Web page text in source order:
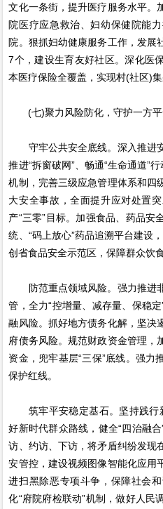
文化一条街，提升医疗服务水平。
院医疗应急救治、妇幼保健院能
院。狠抓妇幼健康服务工作，发展
7个，建设生育友好社区。深化医
本医疗保险全覆盖，实现村(社区)
(七)聚力风险防化，守护一方
守牢公共安全底线。深入推进
推进“拆窗破网”、畅通“生命通道”
机制，完善三级应急管理体系和四
大安全事故，全面提升应对处置
产“三零”目标。加强食品、药品安
统、“码上放心”药品追溯平台建设
创省食品安全示范区，保障群众饮
防范重点领域风险。强力推进
管，全力“控增量、减存量、保稳
融风险。抓好地方债务化解，坚决
府债务风险。规范财政资金管理，
资金，兜牢基层“三保”底线。强力
保护红线。
筑牢平安稳定基石。坚持践行
好新时代群众路线，健全“四治融
访、约访、下访，将矛盾纠纷发现
安管控，建设视频图像智能化应用
进扫黑除恶专项斗争，保障社会
化“府院府检联动”机制，做好人民